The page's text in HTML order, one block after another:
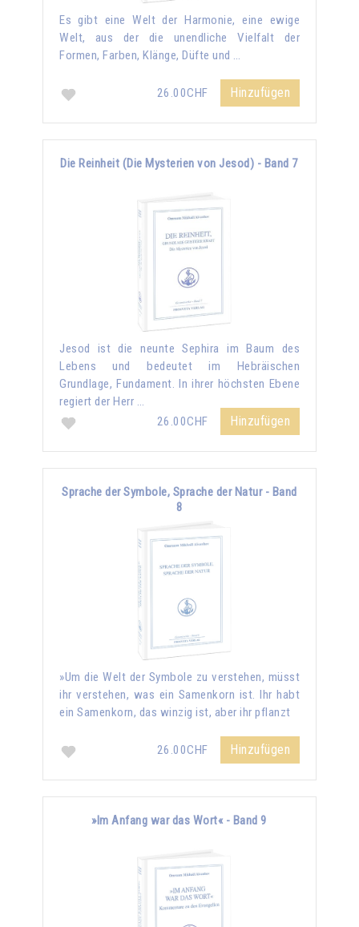
Es gibt eine Welt der Harmonie, eine ewige
Welt, aus der die unendliche Vielfalt der
Formen, Farben, Klänge, Düfte und …
26.00CHF Hinzufügen
Die Reinheit (Die Mysterien von Jesod) - Band 7
Jesod ist die neunte Sephira im Baum des
Lebens und bedeutet im Hebräischen
Grundlage, Fundament. In ihrer höchsten Ebene
regiert der Herr …
26.00CHF
Hinzufügen
Sprache der Symbole, Sprache der Natur - Band
8
»Um die Welt der Symbole zu verstehen, müsst
ihr verstehen, was ein Samenkorn ist. Ihr habt
ein Samenkorn, das winzig ist, aber ihr pflanzt
26.00CHF Hinzufügen
»Im Anfang war das Wort« - Band 9